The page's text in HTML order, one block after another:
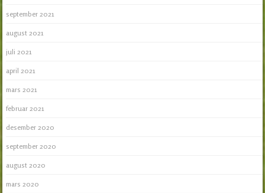
september 2021
august 2021
juli 2021
april 2021
mars 2021
februar 2021
desember 2020
september 2020
august 2020
mars 2020